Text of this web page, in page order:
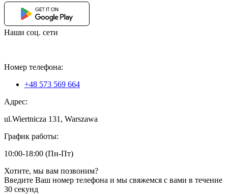
Наши соц. сети
Номер телефона:
+48 573 569 664
Адрес:
ul.Wiertnicza 131, Warszawa
График работы:
10:00-18:00 (Пн-Пт)
Хотите, мы вам позвоним?
Введите Ваш номер телефона и мы свяжемся с вами в течение
30 секунд